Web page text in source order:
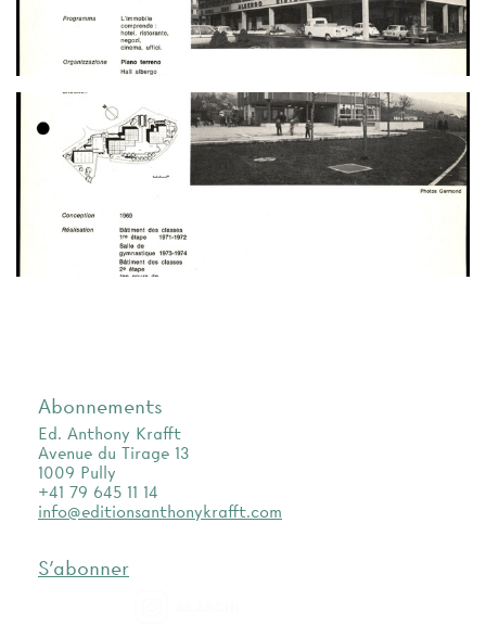
Abonnements
Ed. Anthony Krafft
Avenue du Tirage 13
1009 Pully
+41 79 645 11 14
info@editionsanthonykrafft.com
S'abonner